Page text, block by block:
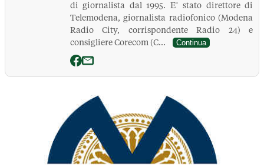
di giornalista dal 1995. E’ stato direttore di
Telemodena, giornalista radiofonico (Modena
Radio City, corrispondente Radio 24) e
consigliere Corecom (C...
Continua